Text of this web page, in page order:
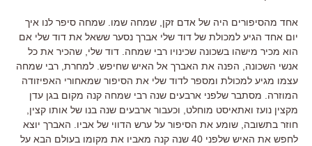
אחד מהסיפורים היה של אדם זקן, שמחה שמו. שמחה סיפר לנו איך
יום אחד הגיע למכולת של דוד שלי אברך נסער ששאל את דוד שלי אם
הוא מכיר מישהו בשכונה שכינויו רבי שמחה. דוד שלי, שהכיר את כל
אנשי השכונה, הפנה את האברך אל האיש שחיפש. למחרת, רבי שמחה
עצמו מגיע למכולת ומספר לדוד שלי את הסיפור שמאחורי האפיזודה
המוזרה. מסתבר שלפני ארבעים שנה רבי שמחה קנה מקום בגן עדן
מקצין נועז ואתאיסט מוחלט, וכעבור ארבעים שנה בנו של אותו קצין,
חוזר בתשובה, שומע את הסיפור על ערש הדווי של אביו. האברך יוצא
לחפש את האיש שלפני 40 שנה קנה מאביו את מקומו בעולם הבא על